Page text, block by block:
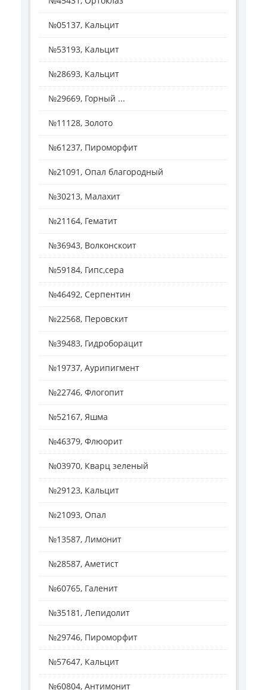
№05137, Кальцит
№53193, Кальцит
№28693, Кальцит
№29669, Горный ...
№11128, Золото
№61237, Пироморфит
№21091, Опал благородный
№30213, Малахит
№21164, Гематит
№36943, Волконскоит
№59184, Гипс,сера
№46492, Серпентин
№22568, Перовскит
№39483, Гидроборацит
№19737, Аурипигмент
№22746, Флогопит
№52167, Яшма
№46379, Флюорит
№03970, Кварц зеленый
№29123, Кальцит
№21093, Опал
№13587, Лимонит
№28587, Аметист
№60765, Галенит
№35181, Лепидолит
№29746, Пироморфит
№57647, Кальцит
№60804, Антимонит